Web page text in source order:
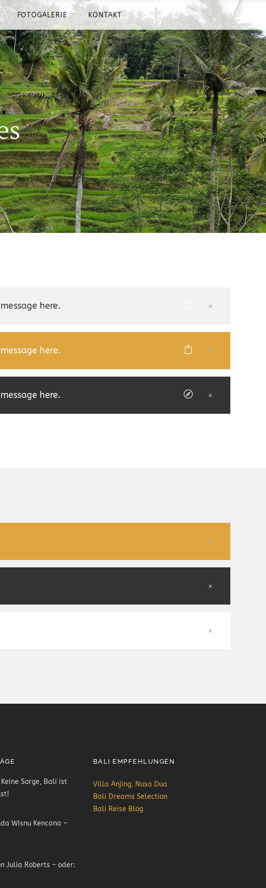
FOTOGALERIE KONTAKT
here.
here.
here.
Sorge, Bali ist
Wisnu Kencana –
Julia Roberts – oder:
BALI EMPFEHLUNGEN
Villa Anjing, Nusa Dua
Bali Dreams Selection
Bali Reise Blog